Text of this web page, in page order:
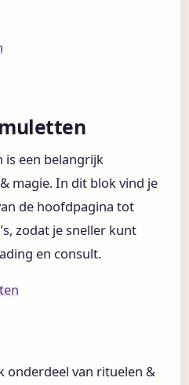
is een belangrijk
magie. In dit blok vind je
de hoofdpagina tot
zodat je sneller kunt
en consult.
onderdeel van rituelen &